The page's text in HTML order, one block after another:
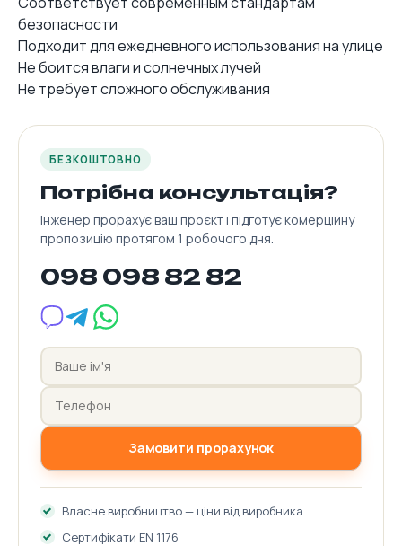
безопасности
Подходит для ежедневного использования на улице
Не боится влаги и солнечных лучей
Не требует сложного обслуживания
БЕЗКОШТОВНО
Потрібна консультація?
Інженер прорахує ваш проєкт і підготує комерційну
пропозицію протягом 1 робочого дня.
098 098 82 82
Замовити прорахунок
Власне виробництво — ціни від виробника
Сертифікати EN 1176